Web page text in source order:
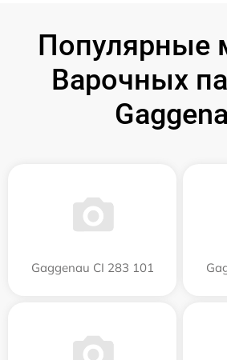
Популярные
Варочных
Gaggenau CI 283 101